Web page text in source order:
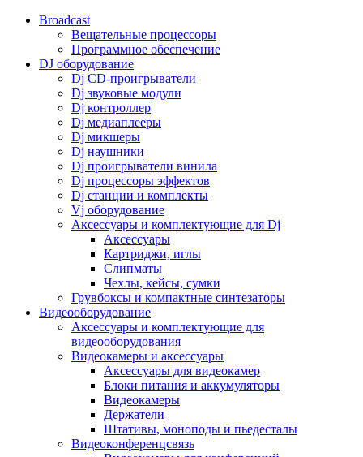
Broadcast
Вещательные процессоры
Программное обеспечение
DJ оборудование
Dj CD-проигрыватели
Dj звуковые модули
Dj контроллер
Dj медиаплееры
Dj микшеры
Dj наушники
Dj проигрыватели винила
Dj процессоры эффектов
Dj станции и комплекты
Vj оборудование
Аксессуары и комплектующие для Dj
Аксессуары
Картриджи, иглы
Слипматы
Чехлы, кейсы, сумки
Грувбоксы и компактные синтезаторы
Видеооборудование
Аксессуары и комплектующие для
видеооборудования
Видеокамеры и аксессуары
Аксессуары для видеокамер
Блоки питания и аккумуляторы
Видеокамеры
Держатели
Штативы, моноподы и пьедесталы
Видеоконференцсвязь